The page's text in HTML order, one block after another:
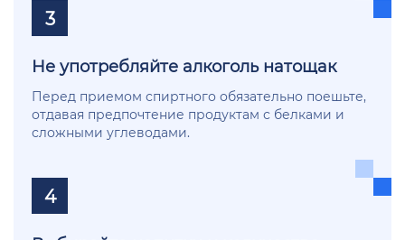
3
Не употребляйте алкоголь натощак
Перед приемом спиртного обязательно поешьте,
отдавая предпочтение продуктам с белками и
сложными углеводами.
4